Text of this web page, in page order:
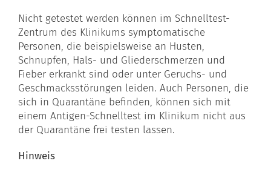
Nicht getestet werden können im Schnelltest-
Zentrum des Klinikums symptomatische
Personen, die beispielsweise an Husten,
Schnupfen, Hals- und Gliederschmerzen und
Fieber erkrankt sind oder unter Geruchs- und
Geschmacksstörungen leiden. Auch Personen, die
sich in Quarantäne befinden, können sich mit
einem Antigen-Schnelltest im Klinikum nicht aus
der Quarantäne frei testen lassen.
Hinweis